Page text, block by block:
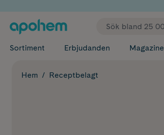
Sortiment Erbjudanden Magazine
Hem Receptbelagt